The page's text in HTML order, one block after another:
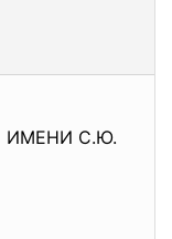
ИМЕНИ С.Ю.